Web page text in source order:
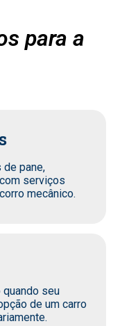
para a
pane,
serviços
mecânico.
quando seu
de um carro